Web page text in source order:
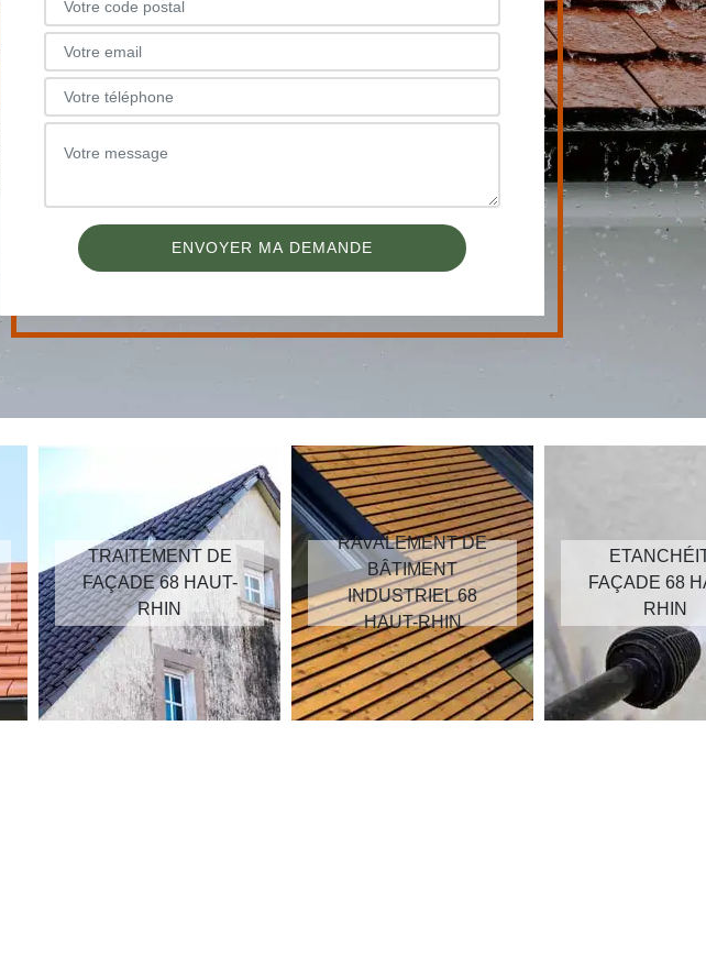
TRAITEMENT DE
FAÇADE 68 HAUT-
RHIN
RAVALEMENT DE
BÂTIMENT
INDUSTRIEL 68
HAUT-RHIN
FAÇADE 68
RHIN